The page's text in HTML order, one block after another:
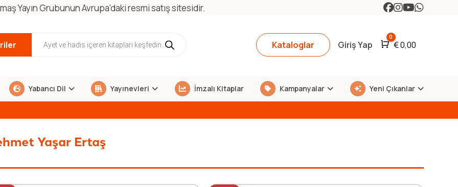
Yayın Grubunun Avrupa'daki resmi satış sitesidir.
Kataloglar Giriş Yap Araba
0
€0,00
Yabancı Dil Yayınevleri İmzalı Kitaplar Kampanyalar Yeni Çıkanlar
Yaşar Ertaş